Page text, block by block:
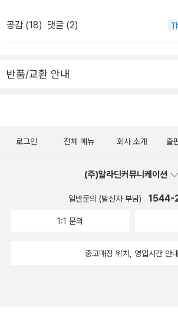
묻어둔 것이 맞을게다. 아무튼 그랬는데, 어머
방치해 뒀더니 저렇게 요상하게 생긴 것이 생겨
늘이 퍼지게 되는건가? 옛날 도시촌놈들이 쌀
시점에서 왜 심야식당 이야기가 흘러나오고, 파
한 야채라면이 되겠는데... 쓰읍~ 류시화 시
에 들어와버리고 있다. 아, 근데 요즘 마음이
편 읽고 잠들고 싶어지고 있다.대신, 여전히 나
탐정 레이디 조지애나,는 추리소설이라 하
니 가볍고 즐겁게 읽을 수 있었으면 좋겠다. 읽
출비용이 너무 많아서 돈을 최대한 아껴야 하
공감 (18) 댓글 (2)
반품/교환 안내
로그인 전체 메뉴 회사 소개 출
(주)알라딘커뮤니케이션
일반문의 (발신자 부담) 1544-
1:1 문의
중고매장 위치, 영업시간 안내